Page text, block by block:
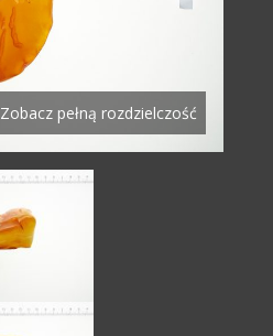
Zobacz pełną rozdzielczość